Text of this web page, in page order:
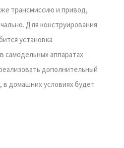
трансмиссию и привод,
Для конструирования
установка
самодельных аппаратах
дополнительный
в домашних условиях будет